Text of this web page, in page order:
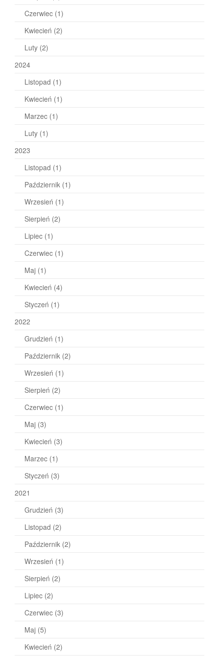
Czerwiec (1)
Kwiecień (2)
Luty (2)
2024
Listopad (1)
Kwiecień (1)
Marzec (1)
Luty (1)
2023
Listopad (1)
Październik (1)
Wrzesień (1)
Sierpień (2)
Lipiec (1)
Czerwiec (1)
Maj (1)
Kwiecień (4)
Styczeń (1)
2022
Grudzień (1)
Październik (2)
Wrzesień (1)
Sierpień (2)
Czerwiec (1)
Maj (3)
Kwiecień (3)
Marzec (1)
Styczeń (3)
2021
Grudzień (3)
Listopad (2)
Październik (2)
Wrzesień (1)
Sierpień (2)
Lipiec (2)
Czerwiec (3)
Maj (5)
Kwiecień (2)